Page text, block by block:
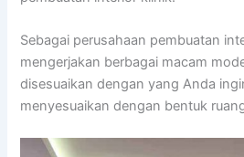
Sebagai perusahaan pembuatan
mengerjakan berbagai macam
disesuaikan dengan yang Anda
menyesuaikan dengan bentuk